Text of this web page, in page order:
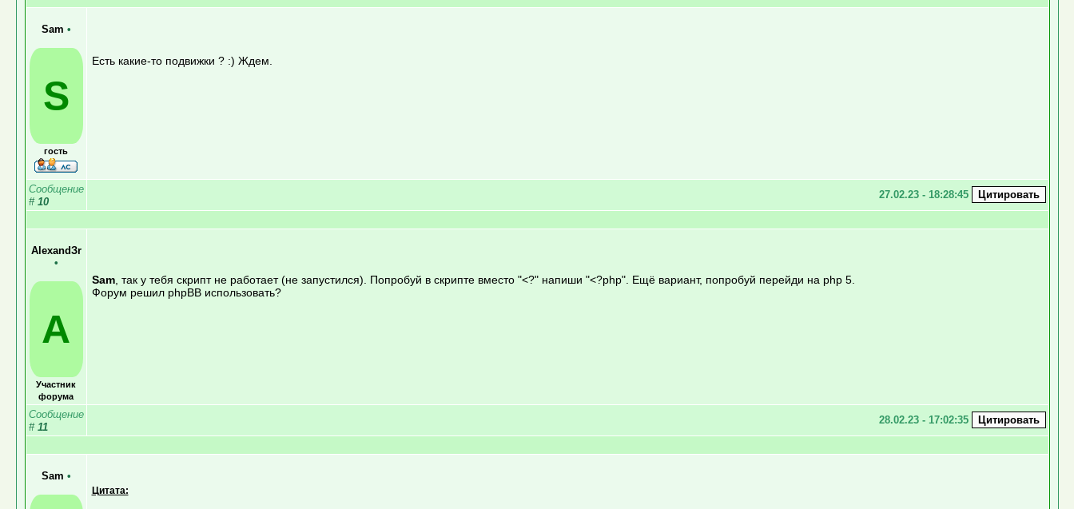
Sam •
S
гость
Есть какие-то подвижки ? :) Ждем.
Сообщение
# 10
27.02.23 - 18:28:45
AlexandЗr
•
A
Участник
форума
Sam, так у тебя скрипт не работает (не запустился). Попробуй в скрипте вместо "<?" напиши "<?php". Ещё вариант, попробуй перейди на php 5.
Форум решил phpBB использовать?
Сообщение
# 11
28.02.23 - 17:02:35
Sam •
Цитата: